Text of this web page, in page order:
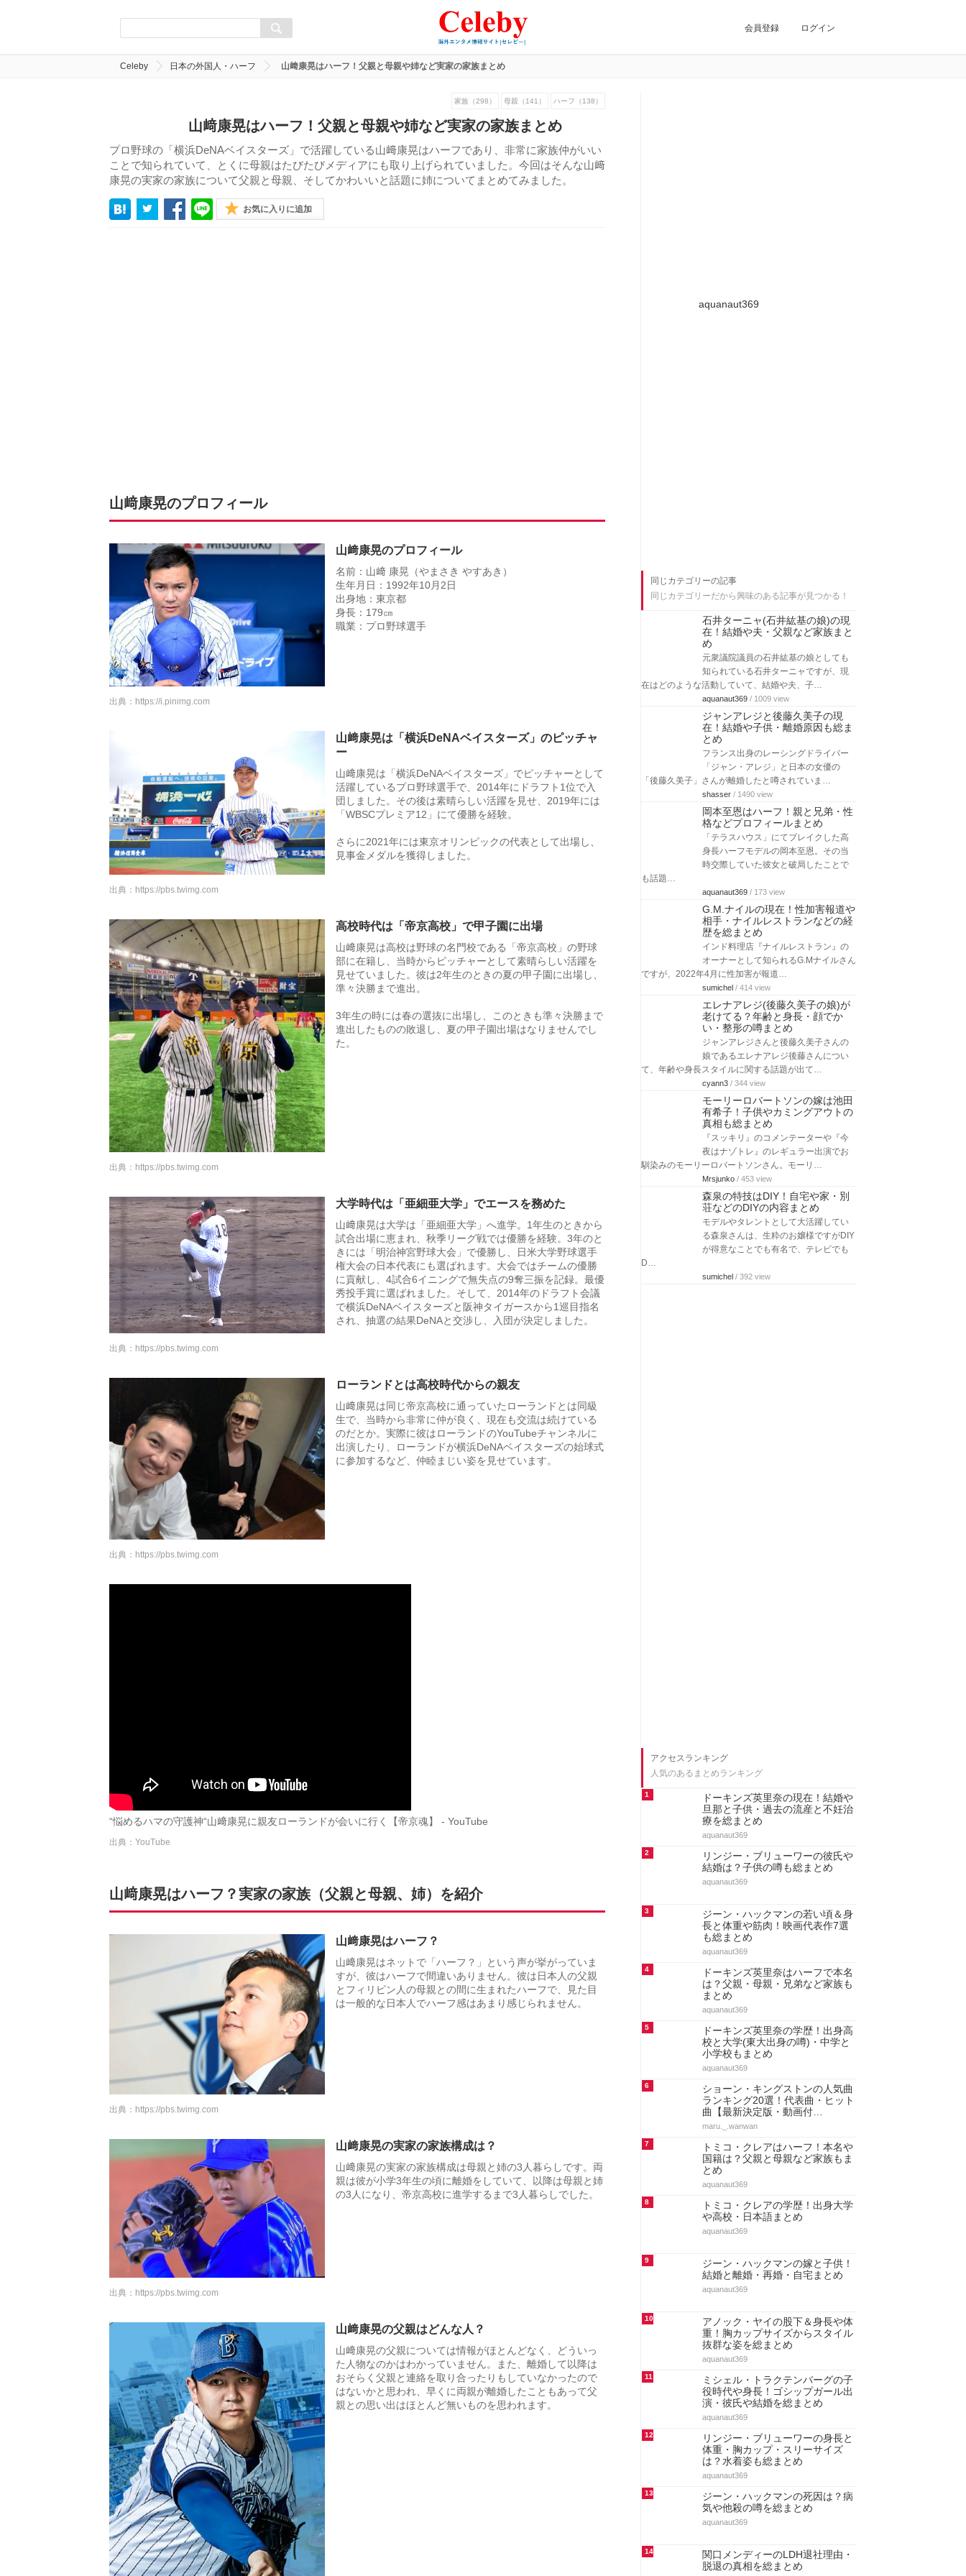
会員登録 ログイン
Celeby 日本の外国人・ハーフ 山﨑康晃はハーフ！父親と母親や姉など実家の家族まとめ
家族（298） 母親（141） ハーフ（138）
山﨑康晃はハーフ！父親と母親や姉など実家の家族まとめ
プロ野球の「横浜DeNAベイスターズ」で活躍している山﨑康晃はハーフであり、非常に家族仲がいい
ことで知られていて、とくに母親はたびたびメディアにも取り上げられていました。今回はそんな山﨑
康晃の実家の家族について父親と母親、そしてかわいいと話題に姉についてまとめてみました。
お気に入りに追加
山﨑康晃のプロフィール
山﨑康晃のプロフィール
名前：山﨑 康晃（やまさき やすあき）
生年月日：1992年10月2日
出身地：東京都
身長：179㎝
職業：プロ野球選手
出典： https://i.pinimg.com
山﨑康晃は「横浜DeNAベイスターズ」のピッチャ
ー
山﨑康晃は「横浜DeNAベイスターズ」でピッチャーとして
活躍しているプロ野球選手で、2014年にドラフト1位で入
団しました。その後は素晴らしい活躍を見せ、2019年には
「WBSCプレミア12」にて優勝を経験。
さらに2021年には東京オリンピックの代表として出場し、
見事金メダルを獲得しました。
出典： https://pbs.twimg.com
高校時代は「帝京高校」で甲子園に出場
山﨑康晃は高校は野球の名門校である「帝京高校」の野球
部に在籍し、当時からピッチャーとして素晴らしい活躍を
見せていました。彼は2年生のときの夏の甲子園に出場し、
準々決勝まで進出。
3年生の時には春の選抜に出場し、このときも準々決勝まで
進出したものの敗退し、夏の甲子園出場はなりませんでし
た。
出典： https://pbs.twimg.com
大学時代は「亜細亜大学」でエースを務めた
山﨑康晃は大学は「亜細亜大学」へ進学。1年生のときから
試合出場に恵まれ、秋季リーグ戦では優勝を経験。3年のと
きには「明治神宮野球大会」で優勝し、日米大学野球選手
権大会の日本代表にも選ばれます。大会ではチームの優勝
に貢献し、4試合6イニングで無失点の9奪三振を記録。最優
秀投手賞に選ばれました。そして、2014年のドラフト会議
で横浜DeNAベイスターズと阪神タイガースから1巡目指名
され、抽選の結果DeNAと交渉し、入団が決定しました。
出典： https://pbs.twimg.com
ローランドとは高校時代からの親友
山﨑康晃は同じ帝京高校に通っていたローランドとは同級
生で、当時から非常に仲が良く、現在も交流は続けている
のだとか。実際に彼はローランドのYouTubeチャンネルに
出演したり、ローランドが横浜DeNAベイスターズの始球式
に参加するなど、仲睦まじい姿を見せています。
出典： https://pbs.twimg.com
“悩めるハマの守護神“山﨑康晃に親友ローランドが会いに行く【帝京魂】 - YouTube
出典：YouTube
山﨑康晃はハーフ？実家の家族（父親と母親、姉）を紹介
山﨑康晃はハーフ？
山﨑康晃はネットで「ハーフ？」という声が挙がっていま
すが、彼はハーフで間違いありません。彼は日本人の父親
とフィリピン人の母親との間に生まれたハーフで、見た目
は一般的な日本人でハーフ感はあまり感じられません。
出典： https://pbs.twimg.com
山﨑康晃の実家の家族構成は？
山﨑康晃の実家の家族構成は母親と姉の3人暮らしです。両
親は彼が小学3年生の頃に離婚をしていて、以降は母親と姉
の3人になり、帝京高校に進学するまで3人暮らしでした。
出典： https://pbs.twimg.com
山﨑康晃の父親はどんな人？
山﨑康晃の父親については情報がほとんどなく、どういっ
た人物なのかはわかっていません。また、離婚して以降は
おそらく父親と連絡を取り合ったりもしていなかったので
はないかと思われ、早くに両親が離婚したこともあって父
親との思い出はほとんど無いものを思われます。
aquanaut369
同じカテゴリーの記事
同じカテゴリーだから興味のある記事が見つかる！
石井ターニャ(石井紘基の娘)の現
在！結婚や夫・父親など家族まと
め
元衆議院議員の石井紘基の娘としても
知られている石井ターニャですが、現
在はどのような活動していて、結婚や夫、子…
aquanaut369 / 1009 view
ジャンアレジと後藤久美子の現
在！結婚や子供・離婚原因も総ま
とめ
フランス出身のレーシングドライバー
「ジャン・アレジ」と日本の女優の
「後藤久美子」さんが離婚したと噂されていま…
shasser / 1490 view
岡本至恩はハーフ！親と兄弟・性
格などプロフィールまとめ
「テラスハウス」にてブレイクした高
身長ハーフモデルの岡本至恩。その当
時交際していた彼女と破局したことで
も話題…
aquanaut369 / 173 view
G.M.ナイルの現在！性加害報道や
相手・ナイルレストランなどの経
歴を総まとめ
インド料理店『ナイルレストラン』の
オーナーとして知られるG.Mナイルさん
ですが、2022年4月に性加害が報道…
sumichel / 414 view
エレナアレジ(後藤久美子の娘)が
老けてる？年齢と身長・顔でか
い・整形の噂まとめ
ジャンアレジさんと後藤久美子さんの
娘であるエレナアレジ後藤さんについ
て、年齢や身長スタイルに関する話題が出て…
cyann3 / 344 view
モーリーロバートソンの嫁は池田
有希子！子供やカミングアウトの
真相も総まとめ
『スッキリ』のコメンテーターや『今
夜はナゾトレ』のレギュラー出演でお
馴染みのモーリーロバートソンさん。モーリ…
Mrsjunko / 453 view
森泉の特技はDIY！自宅や家・別
荘などのDIYの内容まとめ
モデルやタレントとして大活躍してい
る森泉さんは、生粋のお嬢様ですがDIY
が得意なことでも有名で、テレビでも
D…
sumichel / 392 view
アクセスランキング
人気のあるまとめランキング
1
ドーキンズ英里奈の現在！結婚や
旦那と子供・過去の流産と不妊治
療を総まとめ
aquanaut369
2
リンジー・ブリューワーの彼氏や
結婚は？子供の噂も総まとめ
aquanaut369
3
ジーン・ハックマンの若い頃＆身
長と体重や筋肉！映画代表作7選
も総まとめ
aquanaut369
4
ドーキンズ英里奈はハーフで本名
は？父親・母親・兄弟など家族も
まとめ
aquanaut369
5
ドーキンズ英里奈の学歴！出身高
校と大学(東大出身の噂)・中学と
小学校もまとめ
aquanaut369
6
ショーン・キングストンの人気曲
ランキング20選！代表曲・ヒット
曲【最新決定版・動画付…
maru._.wanwan
7
トミコ・クレアはハーフ！本名や
国籍は？父親と母親など家族もま
とめ
aquanaut369
8
トミコ・クレアの学歴！出身大学
や高校・日本語まとめ
aquanaut369
9
ジーン・ハックマンの嫁と子供！
結婚と離婚・再婚・自宅まとめ
aquanaut369
10
アノック・ヤイの股下＆身長や体
重！胸カップサイズからスタイル
抜群な姿を総まとめ
aquanaut369
11
ミシェル・トラクテンバーグの子
役時代や身長！ゴシップガール出
演・彼氏や結婚を総まとめ
aquanaut369
12
リンジー・ブリューワーの身長と
体重・胸カップ・スリーサイズ
は？水着姿も総まとめ
aquanaut369
13
ジーン・ハックマンの死因は？病
気や他殺の噂を総まとめ
aquanaut369
14
関口メンディーのLDH退社理由・
脱退の真相を総まとめ